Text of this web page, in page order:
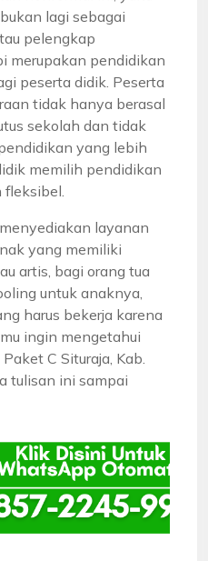
lagi sebagai
pelengkap
merupakan pendidikan
peserta didik. Peserta
tidak hanya berasal
sekolah dan tidak
yang lebih
memilih pendidikan
layanan
yang memiliki
artis, bagi orang tua
untuk anaknya,
harus bekerja karena
ingin mengetahui
C Situraja, Kab.
tulisan ini sampai